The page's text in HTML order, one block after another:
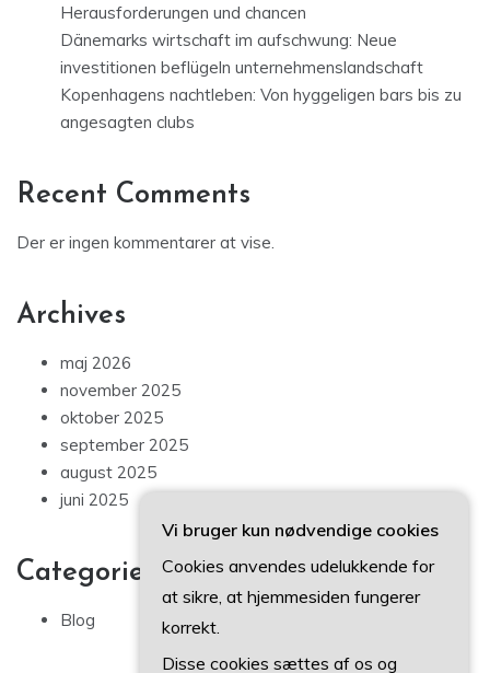
Herausforderungen und chancen
Dänemarks wirtschaft im aufschwung: Neue
investitionen beflügeln unternehmenslandschaft
Kopenhagens nachtleben: Von hyggeligen bars bis zu
angesagten clubs
Recent Comments
Der er ingen kommentarer at vise.
Archives
maj 2026
november 2025
oktober 2025
september 2025
august 2025
juni 2025
Categories
Blog
Vi bruger kun nødvendige cookies
Cookies anvendes udelukkende for
at sikre, at hjemmesiden fungerer
korrekt.
Disse cookies sættes af os og